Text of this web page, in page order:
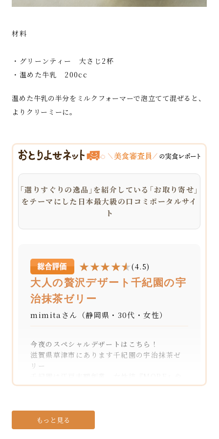
材料
・グリーンティー 大さじ2杯
・温めた牛乳 200cc
温めた牛乳の半分をミルクフォーマーで泡立てて混ぜると、
よりクリーミーに。
｢選りすぐりの逸品｣を紹介している｢お取り寄せ｣
をテーマにした日本最大級の口コミポータルサイ
ト
大人の贅沢デザート千紀園の宇
治抹茶ゼリー
mimitaさん（静岡県・30代・女性）
(4.5)
今夜のスペシャルデザートはこちら！
滋賀県草津市にあります千紀園の宇治抹茶ゼ
リー
『日経新聞』『本当にうまいお取り寄せグル
煎茶や抹茶などの茶葉だけでなく、お茶を使
ったスイーツや食品、茶道具なども取り扱う、
老舗のお茶屋さんです。
もっと見る